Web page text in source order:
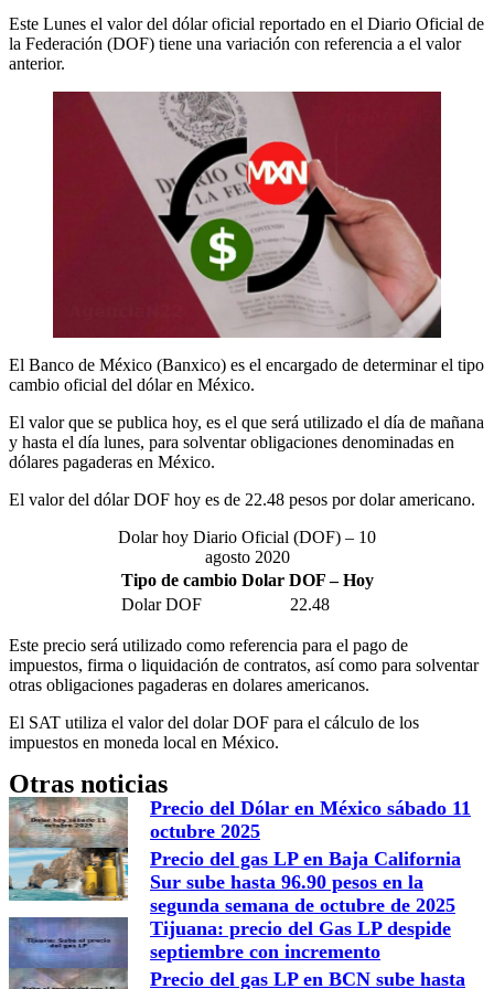
Este Lunes el valor del dólar oficial reportado en el Diario Oficial de
la Federación (DOF) tiene una variación con referencia a el valor
anterior.
El Banco de México (Banxico) es el encargado de determinar el tipo
cambio oficial del dólar en México.
El valor que se publica hoy, es el que será utilizado el día de mañana
y hasta el día lunes, para solventar obligaciones denominadas en
dólares pagaderas en México.
El valor del dólar DOF hoy es de 22.48 pesos por dolar americano.
Dolar hoy Diario Oficial (DOF) – 10
agosto 2020
Tipo de cambio Dolar DOF – Hoy
Dolar DOF
22.48
Este precio será utilizado como referencia para el pago de
impuestos, firma o liquidación de contratos, así como para solventar
otras obligaciones pagaderas en dolares americanos.
El SAT utiliza el valor del dolar DOF para el cálculo de los
impuestos en moneda local en México.
Otras noticias
Precio del Dólar en México sábado 11
octubre 2025
Precio del gas LP en Baja California
Sur sube hasta 96.90 pesos en la
segunda semana de octubre de 2025
Tijuana: precio del Gas LP despide
septiembre con incremento
Precio del gas LP en BCN sube hasta